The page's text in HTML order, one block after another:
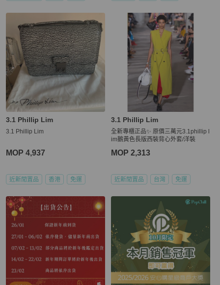
3.1 Phillip Lim
3.1 Phillip Lim
MOP 4,937
近新閒置品 香港 免運
3.1 Phillip Lim
全新專櫃正品✨ 原價三萬元3.1phillip l
im鵝黃色長版西裝背心外套/洋裝
MOP 2,313
近新閒置品 台灣 免運